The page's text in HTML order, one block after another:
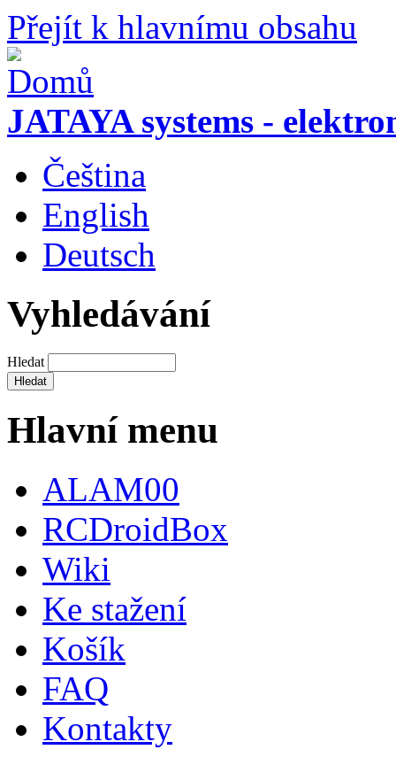
Přejít k hlavnímu obsahu
JATAYA systems -
Čeština
English
Deutsch
Vyhledávání
Hledat
Hlavní menu
ALAM00
RCDroidBox
Wiki
Ke stažení
Košík
FAQ
Kontakty